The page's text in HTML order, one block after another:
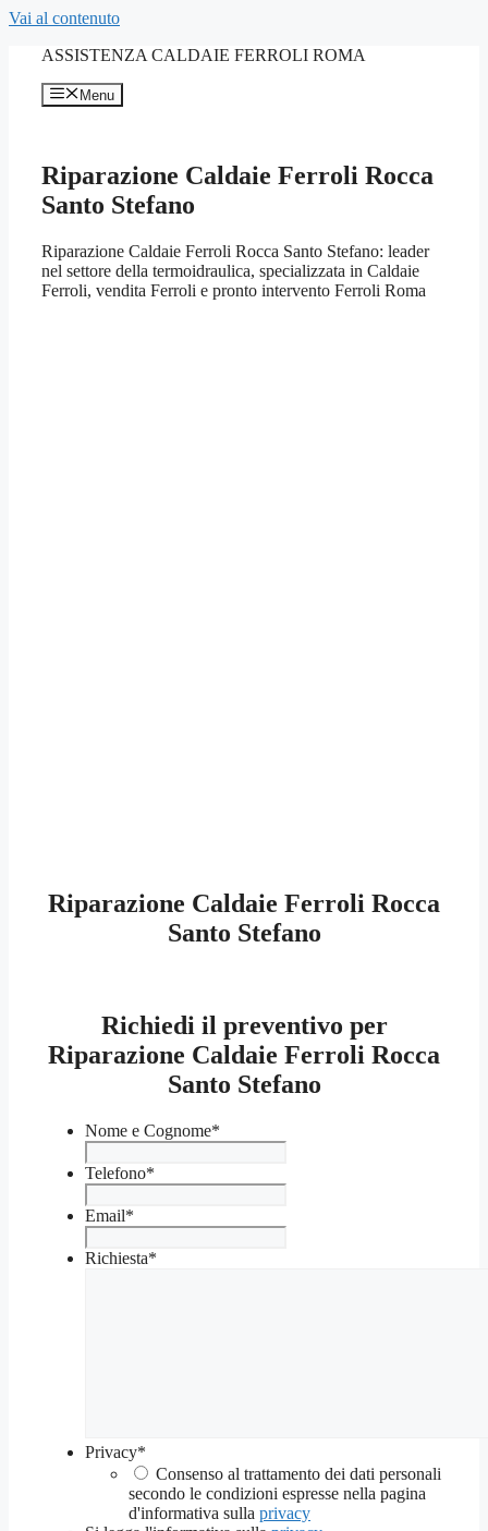
Vai al contenuto
ASSISTENZA CALDAIE FERROLI ROMA
Menu
Riparazione Caldaie Ferroli Rocca
Santo Stefano
Riparazione Caldaie Ferroli Rocca Santo Stefano: leader
nel settore della termoidraulica, specializzata in Caldaie
Ferroli, vendita Ferroli e pronto intervento Ferroli Roma
Riparazione Caldaie Ferroli Rocca
Santo Stefano
Richiedi il preventivo per
Riparazione Caldaie Ferroli Rocca
Santo Stefano
Nome e Cognome*
Telefono*
Email*
Richiesta*
Privacy*
Consenso al trattamento dei dati personali
secondo le condizioni espresse nella pagina
d'informativa sulla privacy